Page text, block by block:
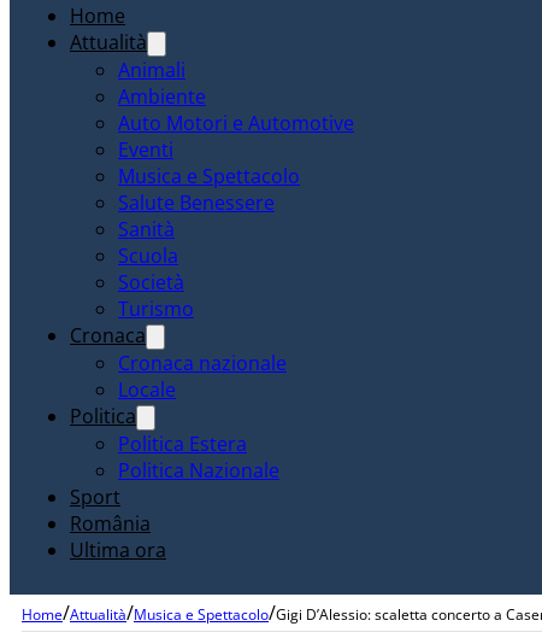
Home
Attualità
Animali
Ambiente
Auto Motori e Automotive
Eventi
Musica e Spettacolo
Salute Benessere
Sanità
Scuola
Società
Turismo
Cronaca
Cronaca nazionale
Locale
Politica
Politica Estera
Politica Nazionale
Sport
România
Ultima ora
Home/Attualità/Musica e Spettacolo/Gigi D’Alessio: scaletta concerto a